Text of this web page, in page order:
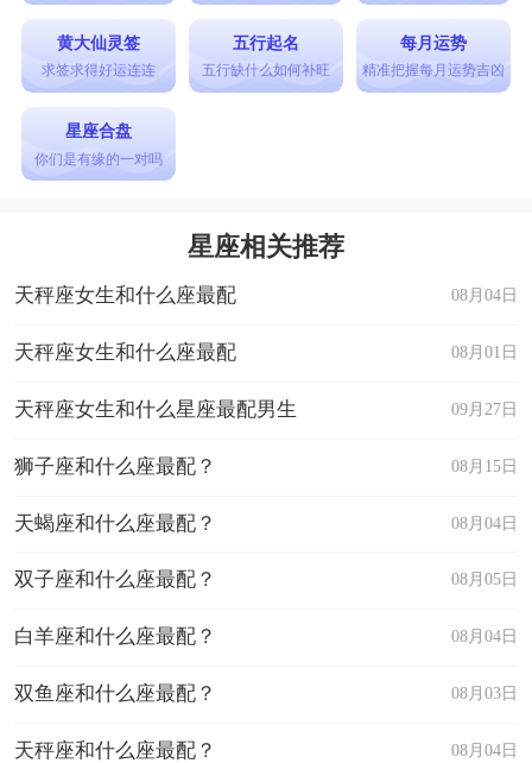
黄大仙灵签
求签求得好运连连
五行起名
五行缺什么如何补旺
每月运势
精准把握每月运势吉凶
星座合盘
你们是有缘的一对吗
星座相关推荐
08月04日
天秤座女生和什么座最配
08月01日
天秤座女生和什么座最配
09月27日
天秤座女生和什么星座最配男生
08月15日
狮子座和什么座最配？
08月04日
天蝎座和什么座最配？
08月05日
双子座和什么座最配？
08月04日
白羊座和什么座最配？
08月03日
双鱼座和什么座最配？
08月04日
天秤座和什么座最配？